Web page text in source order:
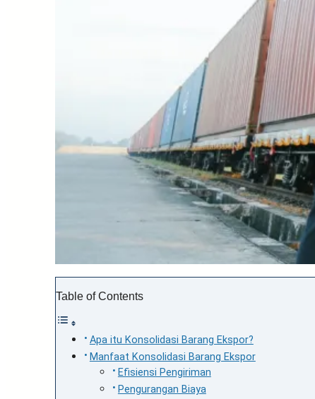
Table of Contents
Apa itu Konsolidasi Barang Ekspor?
Manfaat Konsolidasi Barang Ekspor
Efisiensi Pengiriman
Pengurangan Biaya